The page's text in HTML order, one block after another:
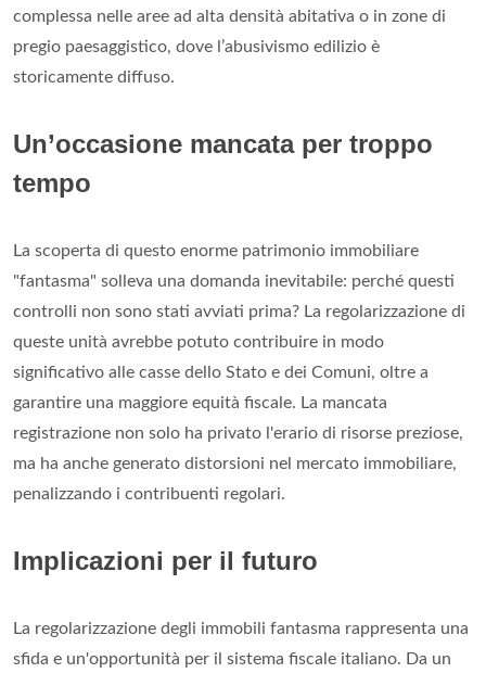
complessa nelle aree ad alta densità abitativa o in zone di
pregio paesaggistico, dove l’abusivismo edilizio è
storicamente diffuso.
Un’occasione mancata per troppo
tempo
La scoperta di questo enorme patrimonio immobiliare
"fantasma" solleva una domanda inevitabile: perché questi
controlli non sono stati avviati prima? La regolarizzazione di
queste unità avrebbe potuto contribuire in modo
significativo alle casse dello Stato e dei Comuni, oltre a
garantire una maggiore equità fiscale. La mancata
registrazione non solo ha privato l'erario di risorse preziose,
ma ha anche generato distorsioni nel mercato immobiliare,
penalizzando i contribuenti regolari.
Implicazioni per il futuro
La regolarizzazione degli immobili fantasma rappresenta una
sfida e un'opportunità per il sistema fiscale italiano. Da un